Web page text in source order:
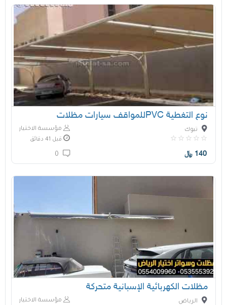
نوع التغطية PVCللمواقف سيارات مظلات
مؤسسة الاختيار الاول تبوك
قبل 41 دقائق
140 ﷼
مظلات الكهربائية الإسبانية متحركة
مؤسسة الاختيار الاول الرياض